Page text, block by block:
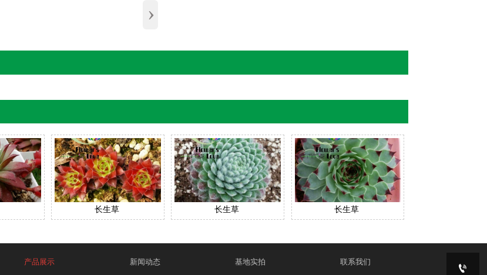
›
长生草 长生草 长生草
产品展示 新闻动态 基地实拍 联系我们
